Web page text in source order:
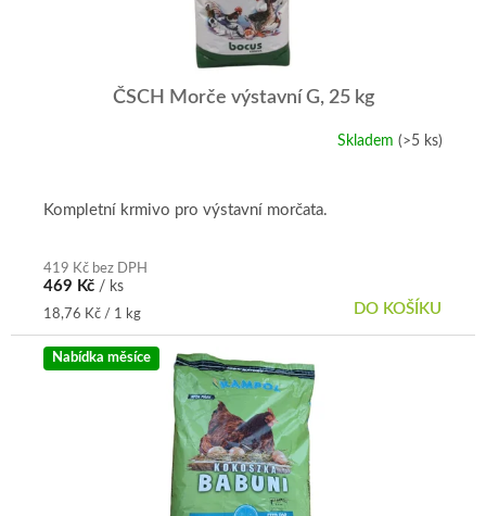
ČSCH Morče výstavní G, 25 kg
je
5
hvězdiček.
Skladem(>5 ks)
419 Kč bez DPH
469 Kč / ks
Měrná
cena:
18,76 Kč / 1 kg DO KOŠÍKU
Kompletní krmivo pro výstavní morčata.
Nabídka měsíce